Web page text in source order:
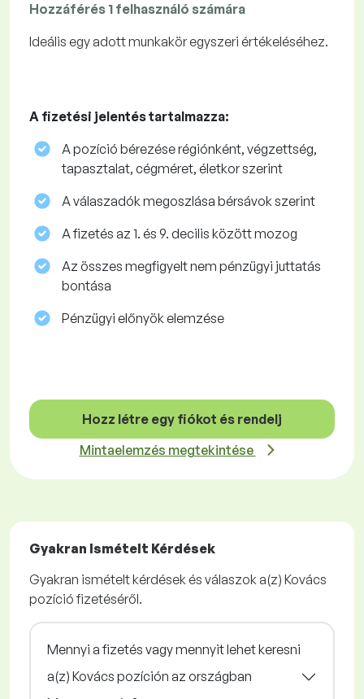
Hozzáférés 1 felhasználó számára
Ideális egy adott munkakör egyszeri értékeléséhez.
A fizetési jelentés tartalmazza:
A pozíció bérezése régiónként, végzettség,
tapasztalat, cégméret, életkor szerint
A válaszadók megoszlása ​​bérsávok szerint
A fizetés az 1. és 9. decilis között mozog
Az összes megfigyelt nem pénzügyi juttatás
bontása
Pénzügyi előnyök elemzése
Hozz létre egy fiókot és rendelj
Mintaelemzés megtekintése
Gyakran Ismételt Kérdések
Gyakran ismételt kérdések és válaszok a(z) Kovács
pozíció fizetéséről.
Mennyi a fizetés vagy mennyit lehet keresni
a(z) Kovács pozíción az országban